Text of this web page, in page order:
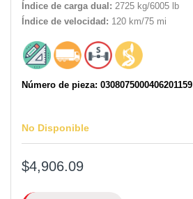
Índice de carga dual: 2725 kg/6005 lb
Índice de velocidad: 120 km/75 mi
Número de pieza: 0308075000406201159
No Disponible
$4,906.09